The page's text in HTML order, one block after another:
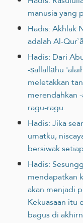
manusia yang
Hadis: Akhlak
adalah Al-
Hadis: Dari
-ṣallallāhu
meletakkan
merendahkan
ragu-ragu.
Hadis: Jika
umatku,
bersiwak
Hadis:
mendapatkan
akan menjadi
Kekuasaan itu
bagus di